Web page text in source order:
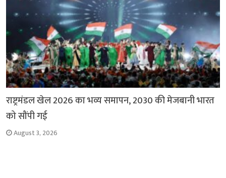
राष्ट्रमंडल खेल 2026 का भव्य समापन, 2030 की मेजबानी भारत
को सौंपी गई
August 3, 2026